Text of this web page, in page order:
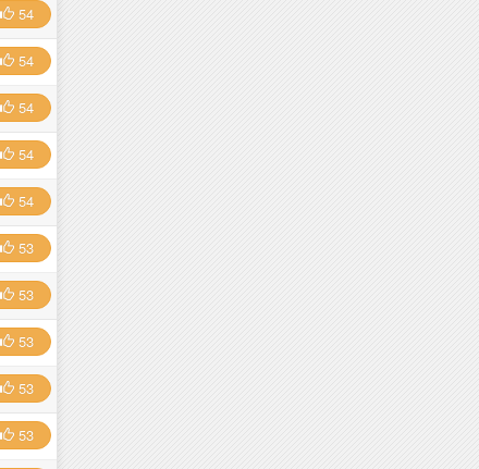
54
54
54
54
54
53
53
53
53
53